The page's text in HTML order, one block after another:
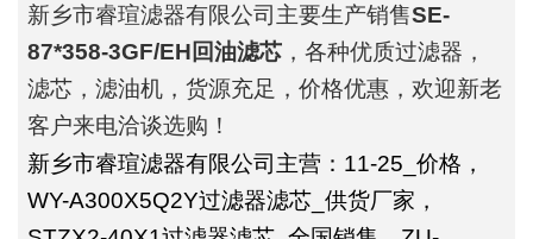
新乡市睿瑄滤器有限公司主要生产销售SE-
87*358-3GF/EH回油滤芯 ，各种优质过滤器，
滤芯，滤油机，货源充足，价格优惠，欢迎新老
客户来电洽谈选购！
新乡市睿瑄滤器有限公司主营：11-25_价格，
WY-A300X5Q2Y过滤器滤芯_供货厂家，